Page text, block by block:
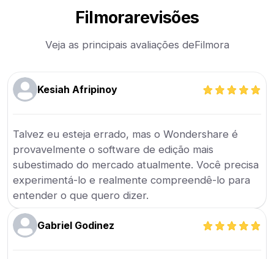
Filmorarevisões
Veja as principais avaliações deFilmora
Kesiah Afripinoy
Talvez eu esteja errado, mas o Wondershare é
provavelmente o software de edição mais
subestimado do mercado atualmente. Você precisa
experimentá-lo e realmente compreendê-lo para
entender o que quero dizer.
Gabriel Godinez